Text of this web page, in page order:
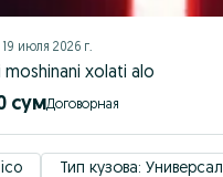
19 июля 2026 г.
moshinani xolati alo
сум Договорная
Тип кузова: Универсал